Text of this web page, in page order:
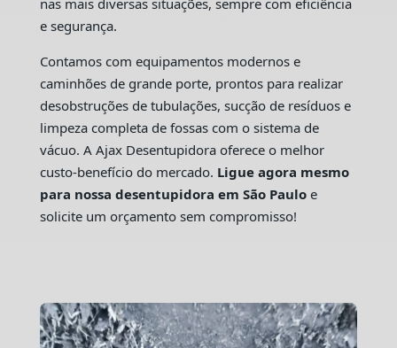
e segurança.
Contamos com equipamentos modernos e
caminhões de grande porte, prontos para realizar
desobstruções de tubulações, sucção de resíduos e
limpeza completa de fossas com o sistema de
vácuo. A Ajax Desentupidora oferece o melhor
custo-benefício do mercado. Ligue agora mesmo
para nossa desentupidora em São Pauloe
solicite um orçamento sem compromisso!